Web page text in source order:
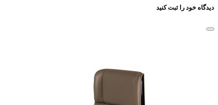
دیدگاه خود را ثبت کنید